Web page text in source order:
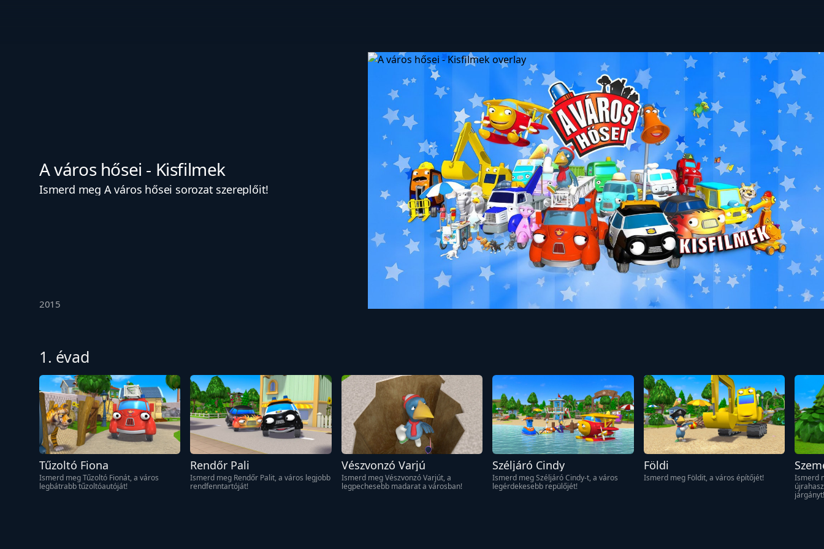
A város hősei - Kisfilmek
Ismerd meg A város hősei sorozat szereplőit!
2015
1. évad
Tűzoltó Fiona
Ismerd meg Tűzoltó Fionát, a város
legbátrabb tűzoltóautóját!
Rendőr Pali
Ismerd meg Rendőr Palit, a város legjobb
rendfenntartóját!
Vészvonzó Varjú
Ismerd meg Vészvonzó Varjút, a
legpechesebb madarat a városban!
Széljáró Cindy
Ismerd meg Széljáró Cindy-t, a város
legérdekesebb repülőjét!
Földi
Ismerd meg Földit, a város építőjét!
Ismerd
járgányt!